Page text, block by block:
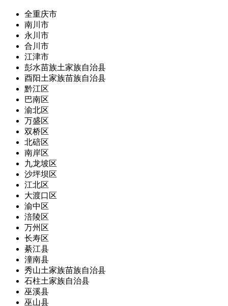
全重庆市
南川市
永川市
合川市
江津市
彭水苗族土家族自治县
酉阳土家族苗族自治县
黔江区
巴南区
渝北区
万盛区
双桥区
北碚区
南岸区
九龙坡区
沙坪坝区
江北区
大渡口区
渝中区
涪陵区
万州区
长寿区
綦江县
潼南县
秀山土家族苗族自治县
石柱土家族自治县
巫溪县
巫山县